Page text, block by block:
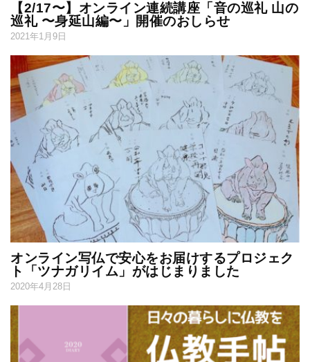
【2/17〜】オンライン連続講座「音の巡礼 山の
巡礼 〜身延山編〜」開催のおしらせ
2021年1月9日
オンライン写仏で安心をお届けするプロジェク
ト「ツナガリイム」がはじまりました
2020年4月28日